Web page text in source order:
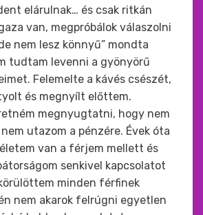
elárulnak… és csak ritkán
van, megpróbálok válaszolni
nem lesz könnyű” mondta
tudtam levenni a gyönyörű
Felemelte a kávés csészét,
és megnyílt előttem.
megnyugtatni, hogy nem
utazom a pénzére. Évek óta
van a férjem mellett és
senkivel kapcsolatot
minden férfinek
nem akarok felrúgni egyetlen